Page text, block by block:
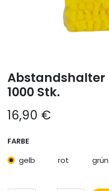
Abstandshalter
1000 Stk.
16,90 €
FARBE
gelb rot grün